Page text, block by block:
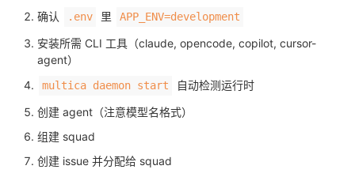
确认 .env 里 APP_ENV=development
安装所需 CLI 工具（claude, opencode, copilot, cursor-
agent）
multica daemon start
自动检测运行时
创建 agent（注意模型名格式）
组建 squad
创建 issue 并分配给 squad